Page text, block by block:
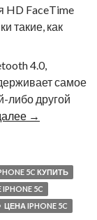
HD FaceTime
такие, как
4.0,
самое
либо другой
→
5C КУПИТЬ
5C
ЦЕНА IPHONE 5C